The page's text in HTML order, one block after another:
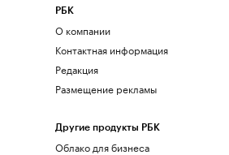
РБК
О компании
Контактная информация
Редакция
Размещение рекламы
Другие продукты РБК
Облако для бизнеса